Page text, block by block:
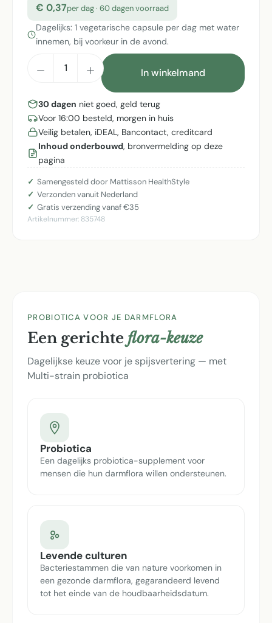
€ 0,37per dag · 60 dagen voorraad
Dagelijks: 1 vegetarische capsule per dag met water
innemen, bij voorkeur in de avond.
Producthoeveelheid: Voer de
In winkelmand
30 dagen niet goed, geld terug
Voor 16:00 besteld, morgen in huis
Veilig betalen, iDEAL, Bancontact, creditcard
Inhoud onderbouwd, bronvermelding op deze
pagina
Samengesteld door Mattisson HealthStyle
Verzonden vanuit Nederland
Gratis verzending vanaf €35
Artikelnummer: 835748
PROBIOTICA VOOR JE DARMFLORA
Een gerichte flora-keuze
Dagelijkse keuze voor je spijsvertering — met
Multi-strain probiotica
Probiotica
Een dagelijks probiotica-supplement voor
mensen die hun darmflora willen ondersteunen.
Levende culturen
Bacteriestammen die van nature voorkomen in
een gezonde darmflora, gegarandeerd levend
tot het einde van de houdbaarheidsdatum.